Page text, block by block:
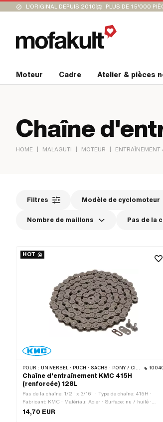
L'ORIGINAL DEPUIS 2010 PLUS DE 15'000
Moteur Cadre Atelier & pièces
Chaîne
HOME | MALAGUTI | MOTEUR | ENTRAÎNEMENT
Filtres Modèle de cyclomoteur
Nombre de maillons Pas de la
HOT
POUR : UNIVERSEL · PUCH · SACHS · PONY / CILO (BÊTA 521 & 512) · ZÜNDAPP BELMONDO · TOMOS · BYE BIKE · ALPA CHOPPER / TURBO · CILO
Chaîne d'entraînement KMC 415H
(renforcée) 128L
Pas de la chaîne: 1/2" x 3/16" · Type de chaîne: 415H ·
Fabricant: KMC · Matériau: Acier · Surface: nu / huilé ·
Nombre de maillons: 128 pcs · Circonférence de roulement:
14,70 EUR